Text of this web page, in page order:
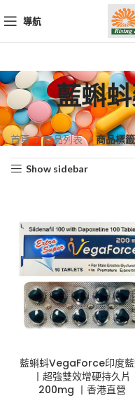
導航
藍蝌
首頁 商品列表 商品標
Show sidebar
藍蝌蚪VegaForce印度
丨超強雙效增硬持久片
200mg 丨香港直營